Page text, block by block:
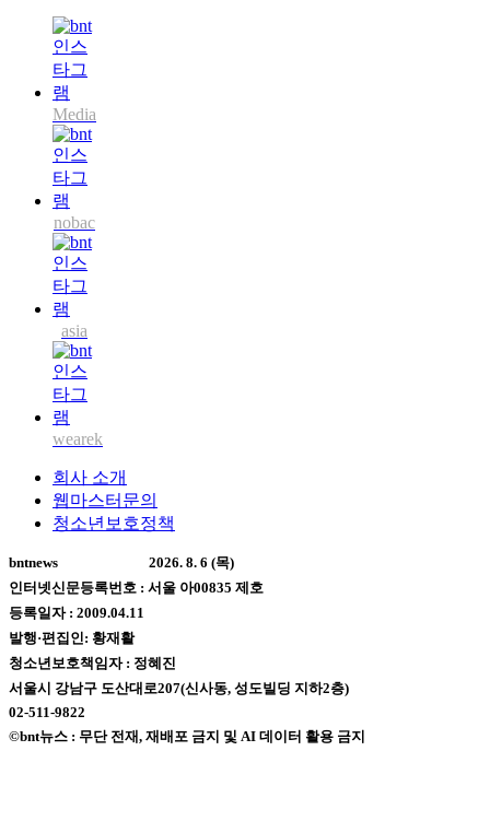
Media
nobac
asia
wearek
회사 소개
웹마스터문의
청소년보호정책
bntnews
2026. 8. 6 (목)
인터넷신문등록번호 : 서울 아00835 제호
등록일자 : 2009.04.11
발행·편집인: 황재활
청소년보호책임자 : 정혜진
서울시 강남구 도산대로207(신사동, 성도빌딩 지하2층)
02-511-9822
©bnt뉴스 : 무단 전재, 재배포 금지 및 AI 데이터 활용 금지